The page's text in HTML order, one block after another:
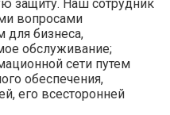
защиту. Наш сотрудник
вопросами
для бизнеса,
обслуживание;
сети путем
обеспечения,
его всесторонней